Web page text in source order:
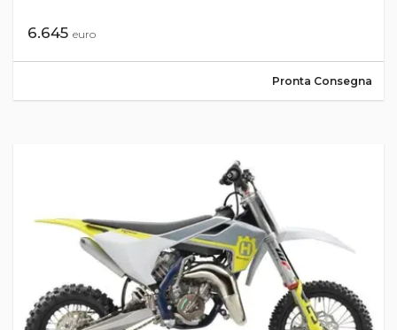
6.645 euro
Pronta Consegna